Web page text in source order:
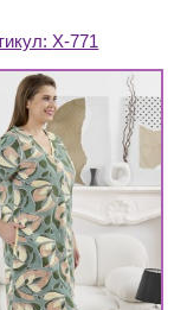
Х-771